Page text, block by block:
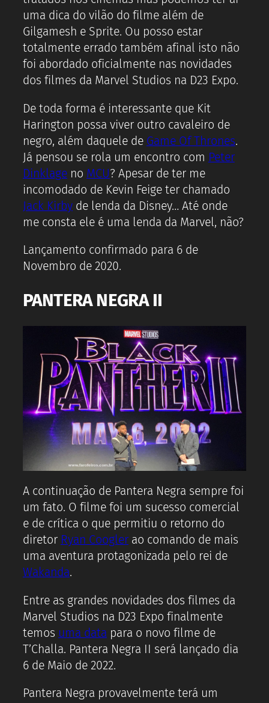
uma dica do vilão do filme além de
Gilgamesh e Sprite. Ou posso estar
totalmente errado também afinal isto não
foi abordado oficialmente nas novidades
dos filmes da Marvel Studios na D23 Expo.
De toda forma é interessante que Kit
Harington possa viver outro cavaleiro de
negro, além daquele de Game Of Thrones.
Já pensou se rola um encontro com Peter
Dinklageno MCU? Apesar de ter me
incomodado de Kevin Feige ter chamado
Jack Kirbyde lenda da Disney… Até onde
me consta ele é uma lenda da Marvel, não?
Lançamento confirmado para 6 de
Novembro de 2020.
PANTERA NEGRA II
A continuação de Pantera Negra sempre foi
um fato. O filme foi um sucesso comercial
e de crítica o que permitiu o retorno do
diretor Ryan Cooglerao comando de mais
uma aventura protagonizada pelo rei de
Wakanda.
Entre as grandes novidades dos filmes da
Marvel Studios na D23 Expo finalmente
temos uma data para o novo filme de
T’Challa. Pantera Negra II será lançado dia
6 de Maio de 2022.
Pantera Negra provavelmente terá um